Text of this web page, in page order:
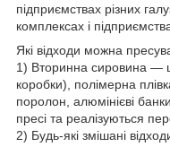
підприємствах різних
комплексах і
Які відходи можна
1) Вторинна сировина —
коробки), полімерна
поролон, алюмінієві
пресі та реалізуються
2) Будь-які змішані